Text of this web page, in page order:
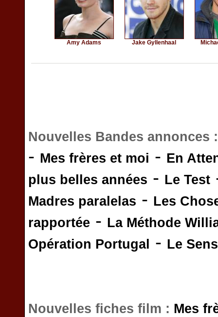
Amy Adams Jake Gyllenhaal
Nouvelles Bandes annonces
- Mes frères et moi - En
plus belles années - Le Test
Madres paralelas - Les
rapportée - La Méthode
Opération Portugal
- Le
Nouvelles fiches film : Mes